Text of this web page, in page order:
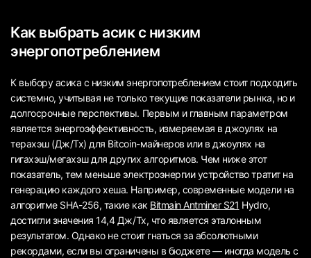
Как выбрать асик с низким
энергопотреблением
К выбору асика с низким энергопотреблением стоит подходить
системно, учитывая не только текущие показатели рынка, но и
долгосрочные перспективы. Первым и главным параметром
является энергоэффективность, измеряемая в джоулях на
терахэш (Дж/Тх) для Bitcoin-майнеров или в джоулях на
гигахэш/мегахэш для других алгоритмов. Чем ниже этот
показатель, тем меньше электроэнергии устройство тратит на
генерацию каждого хеша. Например, современные модели на
алгоритме SHA-256, такие как Bitmain Antminer S21 Hydro,
достигли значения 14,4 Дж/Тх, что является эталонным
результатом. Однако не стоит гнаться за абсолютными
рекордами, если вы ограничены в бюджете — иногда модель с